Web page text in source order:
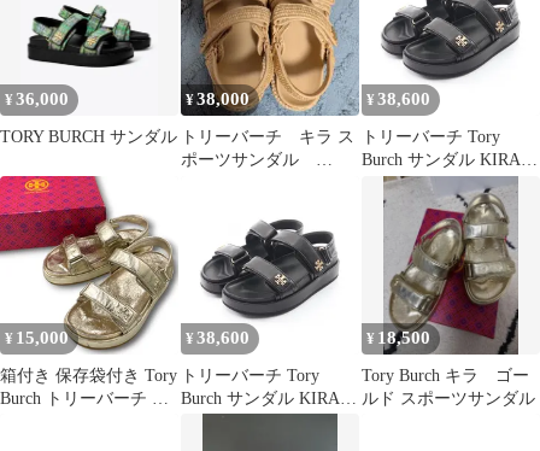
¥36,000
TORY BURCH サンダル
¥38,000
トリーバーチ キラ ス
ポーツサンダル
¥ 38,600
トリーバーチ Tory
Burch サンダル KIRA
SPORT SANDAL キラ
スポーツ 1443280016/
レザー サンダル レディ
ース 新品
¥ 15,000
箱付き 保存袋付き Tory
Burch トリーバーチ キ
¥ 38,600
トリーバーチ Tory
Burch サンダル KIRA
¥ 18,500
Tory Burch キラ ゴー
ルド スポーツサンダル